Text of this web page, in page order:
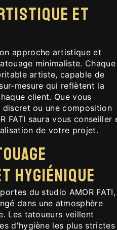
et
approche artistique et
minimaliste. Chaque
artiste, capable de
mesure qui reflètent la
client. Que vous
ou une composition
FATI saura vous conseiller
de votre projet.
hygiénique
du studio AMOR FATI,
dans une atmosphère
Les tatoueurs veillent
d'hygiène les plus strictes